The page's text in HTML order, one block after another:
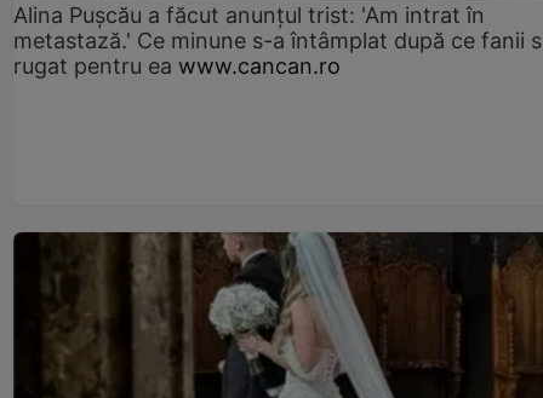
Alina Pușcău a făcut anunțul trist: 'Am intrat în
metastază.' Ce minune s-a întâmplat după ce fanii
rugat pentru ea www.cancan.ro